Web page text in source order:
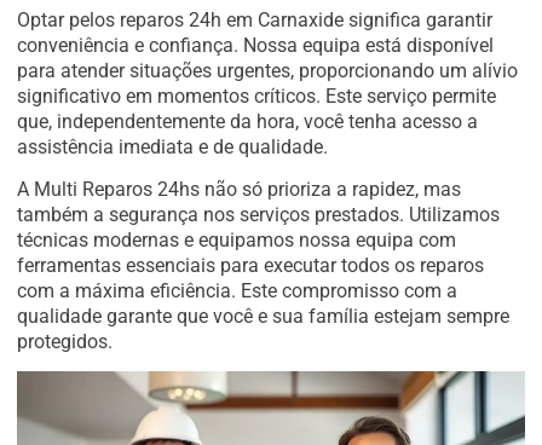
Optar pelos reparos 24h em Carnaxide significa garantir
conveniência e confiança. Nossa equipa está disponível
para atender situações urgentes, proporcionando um alívio
significativo em momentos críticos. Este serviço permite
que, independentemente da hora, você tenha acesso a
assistência imediata e de qualidade.
A Multi Reparos 24hs não só prioriza a rapidez, mas
também a segurança nos serviços prestados. Utilizamos
técnicas modernas e equipamos nossa equipa com
ferramentas essenciais para executar todos os reparos
com a máxima eficiência. Este compromisso com a
qualidade garante que você e sua família estejam sempre
protegidos.